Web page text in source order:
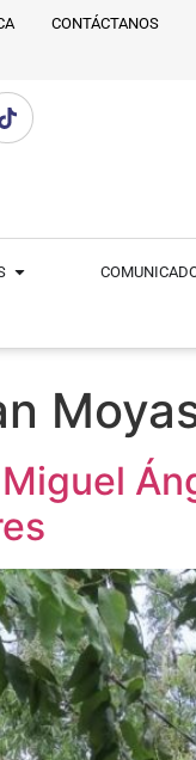
CONTÁCTANOS